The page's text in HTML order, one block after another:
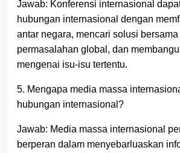
Jawab: Konferensi internasional
hubungan internasional dengan
antar negara, mencari solusi bersama
permasalahan global, dan
mengenai isu-isu tertentu.
5. Mengapa media massa
hubungan internasional?
Jawab: Media massa internasional
berperan dalam menyebarluaskan